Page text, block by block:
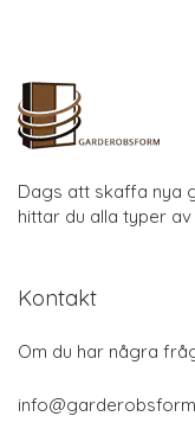
Dags att skaffa nya
hittar du alla typer
Kontakt
Om du har några